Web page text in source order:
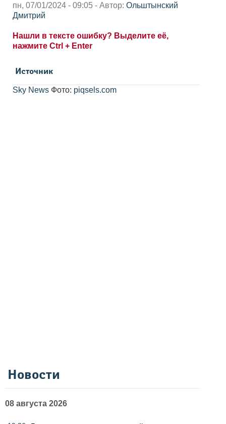
пн, 07/01/2024 - 09:05 - Автор: Ольштынский
Дмитрий
Нашли в тексте ошибку? Выделите её,
нажмите Ctrl + Enter
Источник
Sky News Фото: piqsels.com
Новости
08 августа 2026